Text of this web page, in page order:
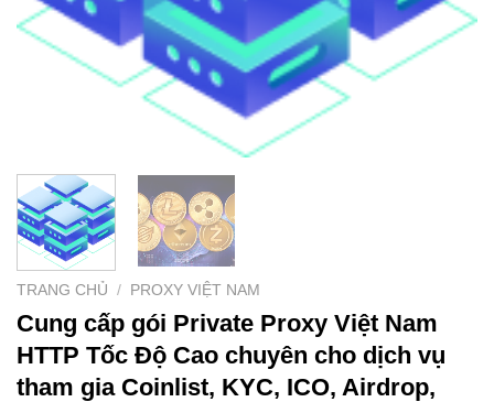
TRANG CHỦ / PROXY VIỆT NAM
Cung cấp gói Private Proxy Việt Nam
HTTP Tốc Độ Cao chuyên cho dịch vụ
tham gia Coinlist, KYC, ICO, Airdrop,